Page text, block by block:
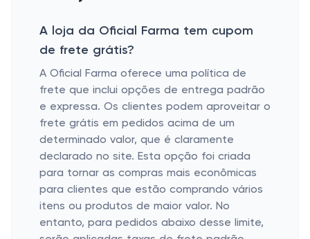
A loja da Oficial Farma tem cupom
de frete grátis?
A Oficial Farma oferece uma política de
frete que inclui opções de entrega padrão
e expressa. Os clientes podem aproveitar o
frete grátis em pedidos acima de um
determinado valor, que é claramente
declarado no site. Esta opção foi criada
para tornar as compras mais econômicas
para clientes que estão comprando vários
itens ou produtos de maior valor. No
entanto, para pedidos abaixo desse limite,